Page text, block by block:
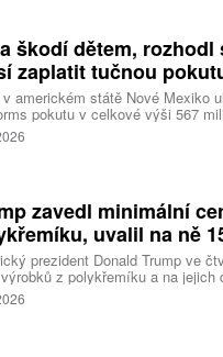
škodí dětem,
zaplatit tučnou
americkém státě Nové Mexiko
pokutu v celkové výši 567
za újmu, kterou její platformy
lidem. Firma musí změnit
zavedl minimální
uvalil na ně
prezident Donald Trump ve
z polykřemíku a na jejich
se používá při výrobě
panelů, jeho největším